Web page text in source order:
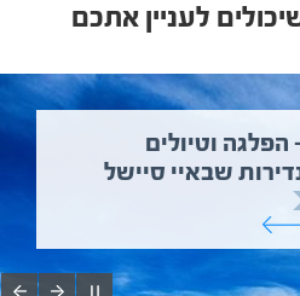
לעניין אתכם
הפלגה וטיולים
שבאיי סיישל